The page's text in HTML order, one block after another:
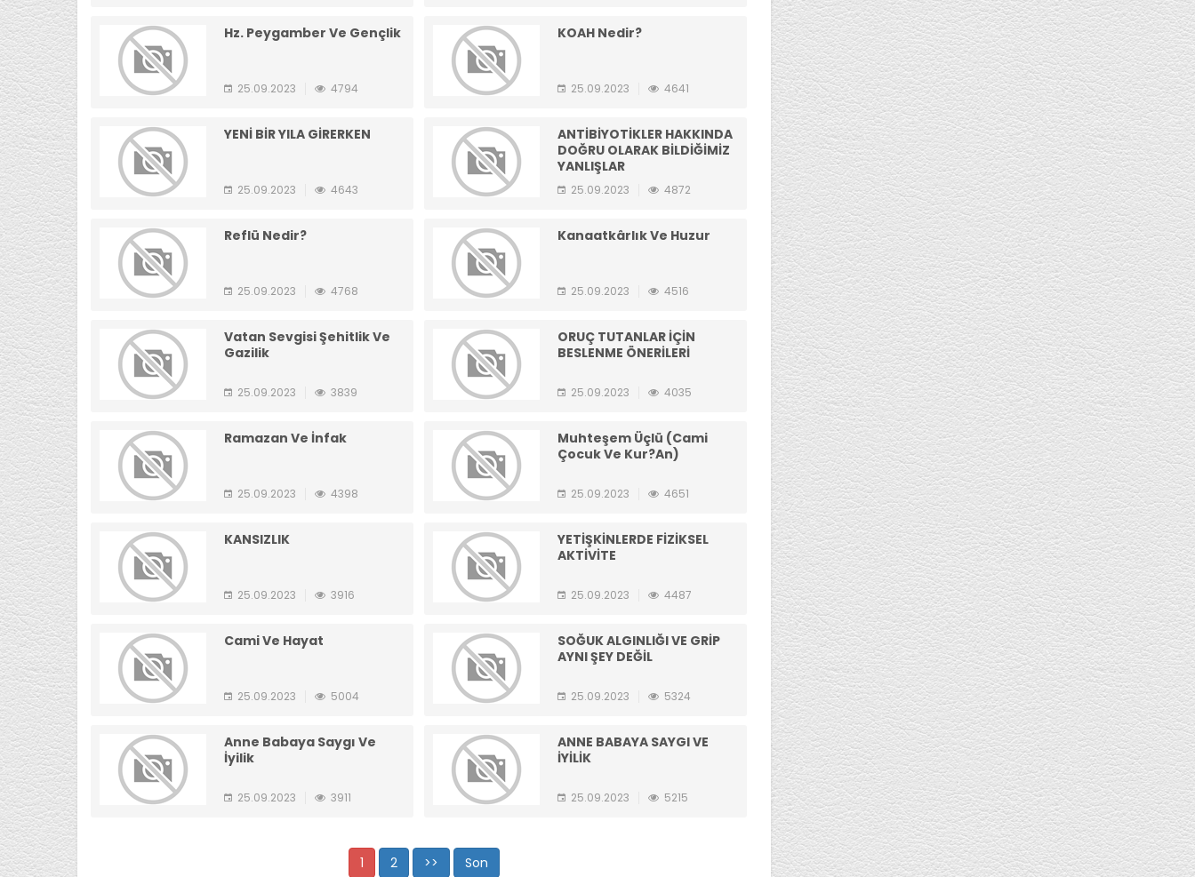
Hz. Peygamber Ve Gençlik
25.09.2023 4794
KOAH Nedir?
25.09.2023 4641
YENİ BİR YILA GİRERKEN
25.09.2023 4643
ANTİBİYOTİKLER HAKKINDA
DOĞRU OLARAK BİLDİĞİMİZ
YANLIŞLAR
25.09.2023 4872
Reflü Nedir?
25.09.2023 4768
Kanaatkârlık Ve Huzur
25.09.2023 4516
Vatan Sevgisi Şehitlik Ve
Gazilik
25.09.2023 3839
ORUÇ TUTANLAR İÇİN
BESLENME ÖNERİLERİ
25.09.2023 4035
Ramazan Ve İnfak
25.09.2023 4398
Muhteşem Üçlü (Cami
Çocuk Ve Kur?an)
25.09.2023 4651
KANSIZLIK
25.09.2023 3916
YETİŞKİNLERDE FİZİKSEL
AKTİVİTE
25.09.2023 4487
Cami Ve Hayat
25.09.2023 5004
SOĞUK ALGINLIĞI VE GRİP
AYNI ŞEY DEĞİL
25.09.2023 5324
Anne Babaya Saygı Ve
İyilik
25.09.2023 3911
ANNE BABAYA SAYGI VE
İYİLİK
25.09.2023 5215
1 2 >> Son